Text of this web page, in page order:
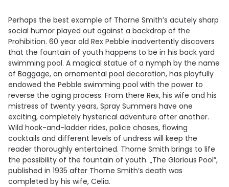
Perhaps the best example of Thorne Smith’s acutely sharp
social humor played out against a backdrop of the
Prohibition. 60 year old Rex Pebble inadvertently discovers
that the fountain of youth happens to be in his back yard
swimming pool. A magical statue of a nymph by the name
of Baggage, an ornamental pool decoration, has playfully
endowed the Pebble swimming pool with the power to
reverse the aging process. From there Rex, his wife and his
mistress of twenty years, Spray Summers have one
exciting, completely hysterical adventure after another.
Wild hook-and-ladder rides, police chases, flowing
cocktails and different levels of undress will keep the
reader thoroughly entertained. Thorne Smith brings to life
the possibility of the fountain of youth. „The Glorious Pool”,
published in 1935 after Thorne Smith’s death was
completed by his wife, Celia.